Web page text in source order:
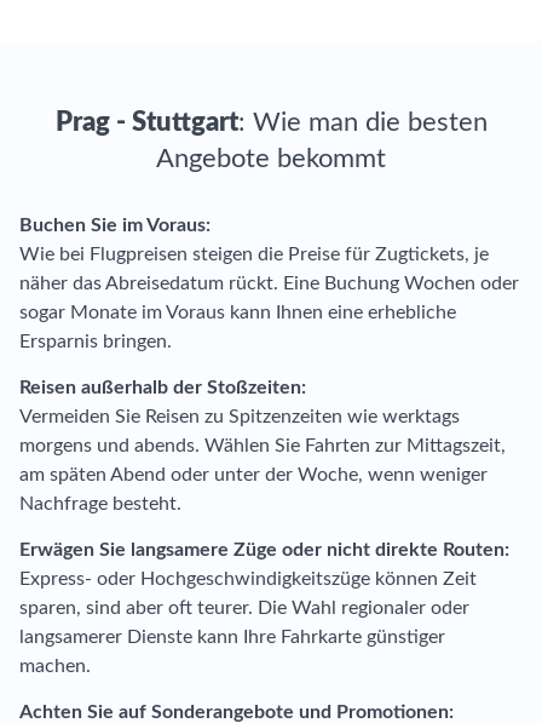
Prag - Stuttgart: Wie man die besten
Angebote bekommt
Buchen Sie im Voraus:
Wie bei Flugpreisen steigen die Preise für Zugtickets, je
näher das Abreisedatum rückt. Eine Buchung Wochen oder
sogar Monate im Voraus kann Ihnen eine erhebliche
Ersparnis bringen.
Reisen außerhalb der Stoßzeiten:
Vermeiden Sie Reisen zu Spitzenzeiten wie werktags
morgens und abends. Wählen Sie Fahrten zur Mittagszeit,
am späten Abend oder unter der Woche, wenn weniger
Nachfrage besteht.
Erwägen Sie langsamere Züge oder nicht direkte Routen:
Express- oder Hochgeschwindigkeitszüge können Zeit
sparen, sind aber oft teurer. Die Wahl regionaler oder
langsamerer Dienste kann Ihre Fahrkarte günstiger
machen.
Achten Sie auf Sonderangebote und Promotionen: